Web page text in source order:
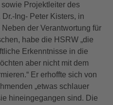
Projektleiter des
Ing- Peter Kisters, in
der Verantwortung für
habe die HSRW „die
Erkenntnisse in die
aber nicht mit dem
Er erhoffte sich von
„etwas schlauer
hineingegangen sind. Die